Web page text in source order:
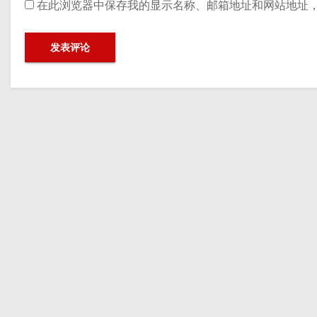
在此浏览器中保存我的显示名称、邮箱地址和网站地址